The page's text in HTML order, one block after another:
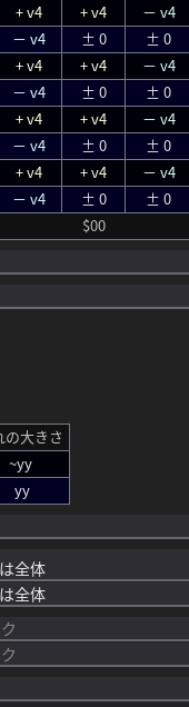
+ v4 + v4
－ v4
－ v4 ± 0
± 0
+ v4 + v4
－ v4
－ v4 ± 0
± 0
+ v4 + v4
－ v4
－ v4 ± 0
± 0
+ v4 + v4
－ v4
－ v4 ± 0
± 0
$00
の大きさ
~yy
yy
全体
全体